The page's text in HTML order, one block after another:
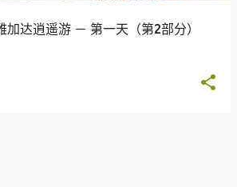
加达逍遥游 － 第一天（第2部分）